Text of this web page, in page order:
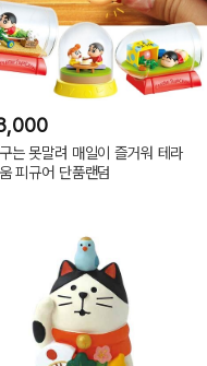
는 못말려 매일이 즐거워 테라
피규어 단품랜덤